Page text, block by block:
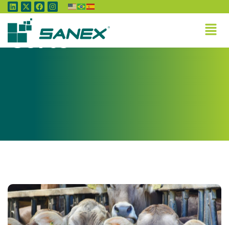
Tag:Pecuária de
Corte